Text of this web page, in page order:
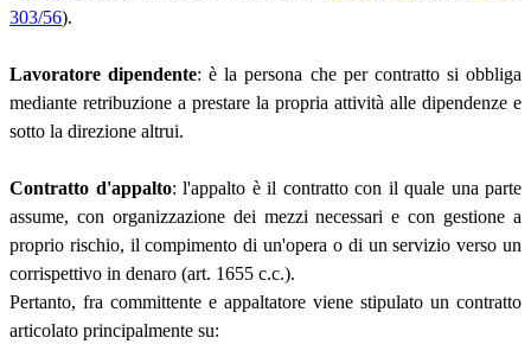
303/56).
Lavoratore dipendente: è la persona che per contratto si obbliga
mediante retribuzione a prestare la propria attività alle dipendenze e
sotto la direzione altrui.
Contratto d'appalto: l'appalto è il contratto con il quale una parte
assume, con organizzazione dei mezzi necessari e con gestione a
proprio rischio, il compimento di un'opera o di un servizio verso un
corrispettivo in denaro (art. 1655 c.c.).
Pertanto, fra committente e appaltatore viene stipulato un contratto
articolato principalmente su: